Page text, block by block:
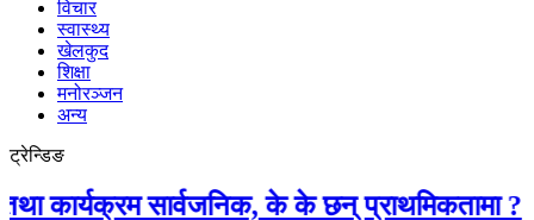
विचार
स्वास्थ्य
खेलकुद
शिक्षा
मनोरञ्जन
अन्य
ट्रेन्डिङ
सार्वजनिक, के के छन् प्राथमिकतामा ?